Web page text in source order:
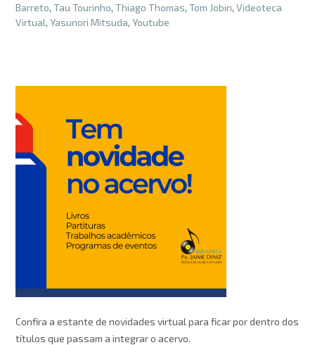
Barreto, Tau Tourinho, Thiago Thomas, Tom Jobin, Videoteca
Virtual, Yasunori Mitsuda, Youtube
Confira a estante de novidades virtual para ficar por dentro dos
títulos que passam a integrar o acervo.